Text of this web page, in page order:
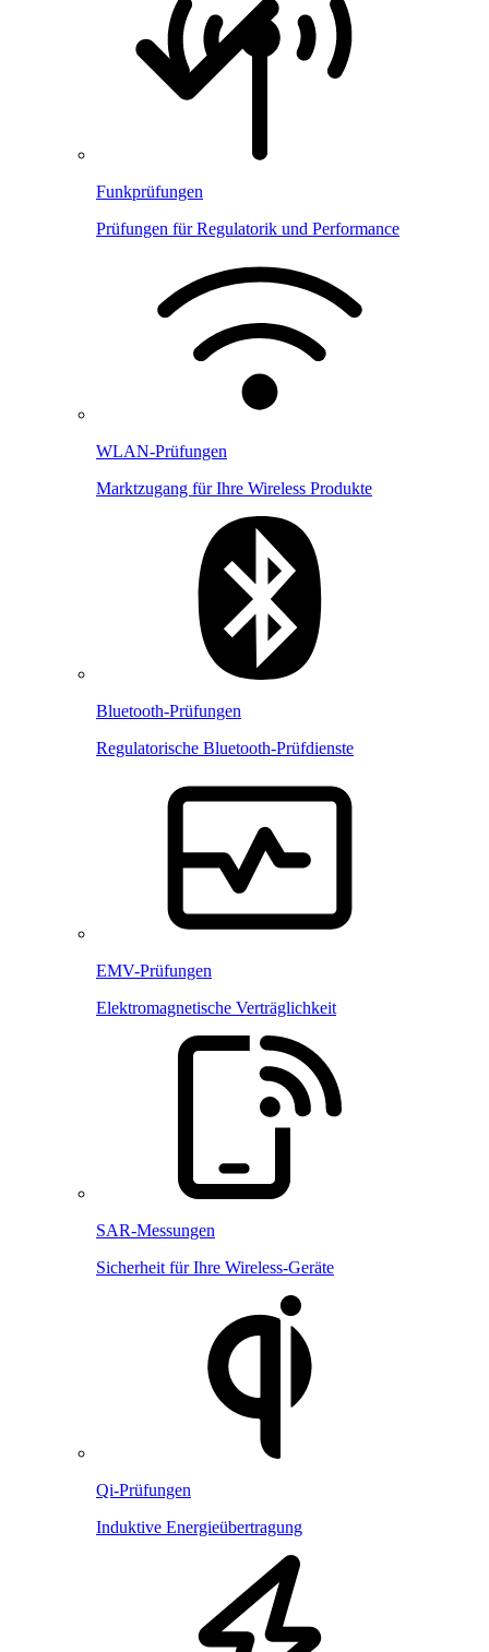
Funkprüfungen
Prüfungen für Regulatorik und Performance
WLAN-Prüfungen
Marktzugang für Ihre Wireless Produkte
Bluetooth-Prüfungen
Regulatorische Bluetooth-Prüfdienste
EMV-Prüfungen
Elektromagnetische Verträglichkeit
SAR-Messungen
Sicherheit für Ihre Wireless-Geräte
Qi-Prüfungen
Induktive Energieübertragung